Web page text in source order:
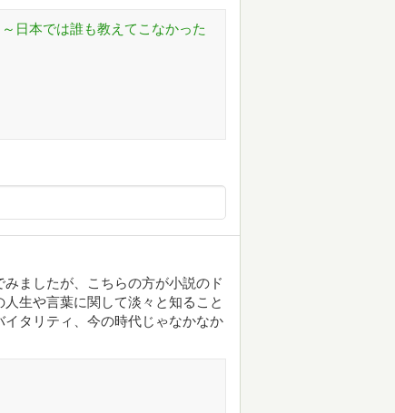
日本では誰も教えてこなかった
ましたが、こちらの方が小説のド
生や言葉に関して淡々と知ること
タリティ、今の時代じゃなかなか